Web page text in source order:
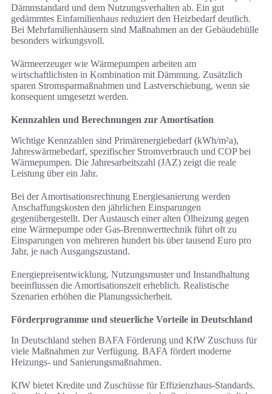
Dämmstandard und dem Nutzungsverhalten ab. Ein gut
gedämmtes Einfamilienhaus reduziert den Heizbedarf deutlich.
Bei Mehrfamilienhäusern sind Maßnahmen an der Gebäudehülle
besonders wirkungsvoll.
Wärmeerzeuger wie Wärmepumpen arbeiten am
wirtschaftlichsten in Kombination mit Dämmung. Zusätzlich
sparen Stromsparmaßnahmen und Lastverschiebung, wenn sie
konsequent umgesetzt werden.
Kennzahlen und Berechnungen zur Amortisation
Wichtige Kennzahlen sind Primärenergiebedarf (kWh/m²a),
Jahreswärmebedarf, spezifischer Stromverbrauch und COP bei
Wärmepumpen. Die Jahresarbeitszahl (JAZ) zeigt die reale
Leistung über ein Jahr.
Bei der Amortisationsrechnung Energiesanierung werden
Anschaffungskosten den jährlichen Einsparungen
gegenübergestellt. Der Austausch einer alten Ölheizung gegen
eine Wärmepumpe oder Gas-Brennwerttechnik führt oft zu
Einsparungen von mehreren hundert bis über tausend Euro pro
Jahr, je nach Ausgangszustand.
Energiepreisentwicklung, Nutzungsmuster und Instandhaltung
beeinflussen die Amortisationszeit erheblich. Realistische
Szenarien erhöhen die Planungssicherheit.
Förderprogramme und steuerliche Vorteile in Deutschland
In Deutschland stehen BAFA Förderung und KfW Zuschuss für
viele Maßnahmen zur Verfügung. BAFA fördert moderne
Heizungs- und Sanierungsmaßnahmen.
KfW bietet Kredite und Zuschüsse für Effizienzhaus-Standards.